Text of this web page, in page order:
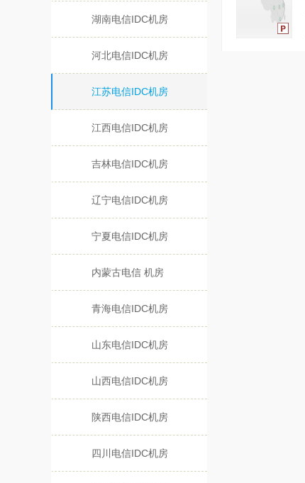
湖南电信IDC机房
河北电信IDC机房
江苏电信IDC机房
江西电信IDC机房
吉林电信IDC机房
辽宁电信IDC机房
宁夏电信IDC机房
内蒙古电信 机房
青海电信IDC机房
山东电信IDC机房
山西电信IDC机房
陕西电信IDC机房
四川电信IDC机房